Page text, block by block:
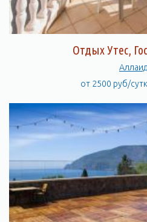
Отдых Утес,
от 2500 руб/